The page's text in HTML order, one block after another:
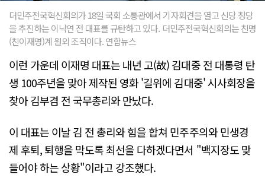
더민주전국혁신회의가 18일 국회 소통관에서 기자회견을 열고 신당 창당
을 추진하는 이낙연 전 대표를 규탄하고 있다. 더민주전국혁신회의는 친명
(친이재명)계 원외 조직이다. 연합뉴스
이런 가운데 이재명 대표는 내년 고(故) 김대중 전 대통령 탄
생 100주년을 맞아 제작된 영화 '길위에 김대중' 시사회장을
찾아 김부겸 전 국무총리와 만났다.
이 대표는 이날 김 전 총리와 힘을 합쳐 민주주의와 민생경
제 후퇴, 퇴행을 막도록 최선을 다하겠다면서 "백지장도 맞
들어야 하는 상황"이라고 강조했다.